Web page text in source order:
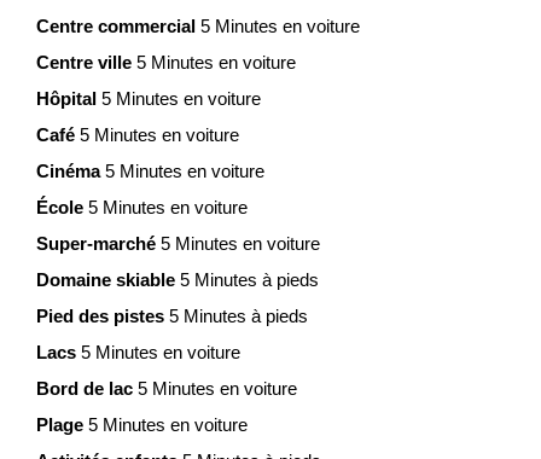
Centre commercial 5 Minutes en voiture
Centre ville 5 Minutes en voiture
Hôpital 5 Minutes en voiture
Café 5 Minutes en voiture
Cinéma5 Minutes en voiture
École 5 Minutes en voiture
Super-marché 5 Minutes en voiture
Domaine skiable 5 Minutes à pieds
Pied des pistes 5 Minutes à pieds
Lacs 5 Minutes en voiture
Bord de lac 5 Minutes en voiture
Plage 5 Minutes en voiture